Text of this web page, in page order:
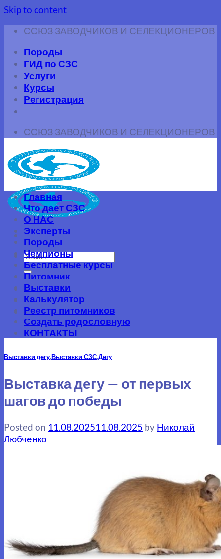
Skip to content
СОЮЗ ЗАВОДЧИКОВ И СЕЛЕКЦИОНЕРОВ
Породы
ГИД по СЗС
Услуги
Курсы
Регистрация
СОЮЗ ЗАВОДЧИКОВ И СЕЛЕКЦИОНЕРОВ
-
-
Главная
Что дает СЗС
О НАС
Эксперты
Породы
Чемпионы
Бесплатные курсы
Питомник
Выставки
Калькулятор
Реестр питомников
Создать родословную
КОНТАКТЫ
Выставки дегу,Выставки СЗС,Дегу
Выставка дегу — от первых
шагов до победы
Posted on 11.08.202511.08.2025 by Николай
Любченко